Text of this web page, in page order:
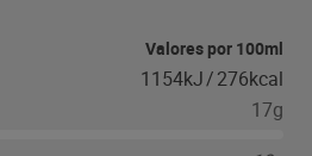
contiene 8 helados en formato
Magnum Mini Clásico
de Madagascar con
con leche), Magnum
helado de vainilla de
Valores por 100ml
1154kJ/276kcal
17g